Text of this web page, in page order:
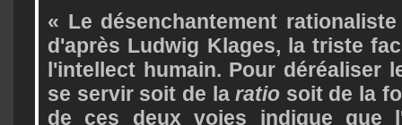
« Le désenchantement
d'après Ludwig Klages, la triste
l'intellect humain. Pour déréaliser
se servir soit de laratio soit de la
de ces deux voies indique que